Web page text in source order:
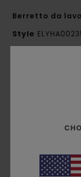
Berretto da
Style
Conscious
Maglia a
Peso del
Lavaggio
sul lato